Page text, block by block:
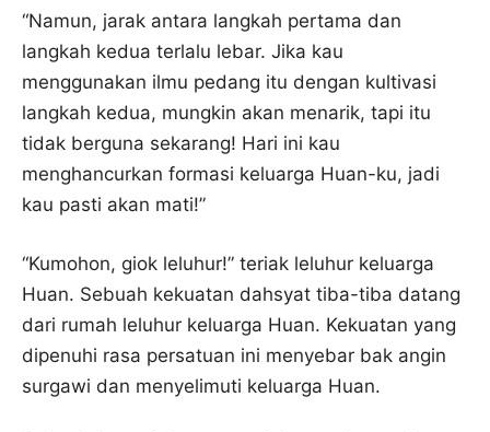
“Namun, jarak antara langkah pertama dan
langkah kedua terlalu lebar. Jika kau
menggunakan ilmu pedang itu dengan kultivasi
langkah kedua, mungkin akan menarik, tapi itu
tidak berguna sekarang! Hari ini kau
menghancurkan formasi keluarga Huan-ku, jadi
kau pasti akan mati!”
“Kumohon, giok leluhur!” teriak leluhur keluarga
Huan. Sebuah kekuatan dahsyat tiba-tiba datang
dari rumah leluhur keluarga Huan. Kekuatan yang
dipenuhi rasa persatuan ini menyebar bak angin
surgawi dan menyelimuti keluarga Huan.